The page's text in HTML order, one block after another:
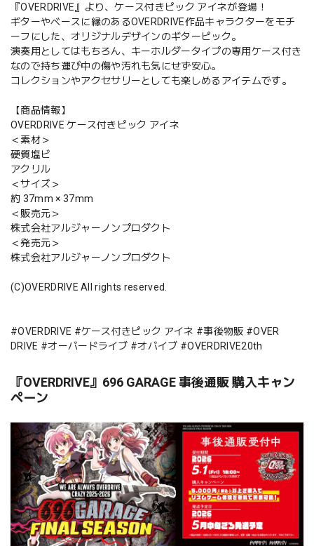
『OVERDRIVE』より、ケース付きピック アイネが登場！
ギターやベースに縁のあるOVERDRIVE作品キャラクターをモチ
ーフにした、オリジナルデザインのギターピック。
演奏用としてはもちろん、キーホルダータイプの専用ケース付き
なので持ち運び中の傷や汚れも気にせず安心。
コレクションやアクセサリーとしても楽しめるアイテムです。
【商品情報】
OVERDRIVE ケース付きピック アイネ
＜素材＞
硬質塩ビ
アクリル
＜サイズ＞
約 37mm × 37mm
＜販売元＞
株式会社アルジャーノンプロダクト
＜発売元＞
株式会社アルジャーノンプロダクト
(C)OVERDRIVE All rights reserved.
#OVERDRIVE #ケース付きピック アイネ #事後物販 #OVER
DRIVE #オーバードライブ #オバイブ #OVERDRIVE20th
『OVERDRIVE』696 GARAGE 事後通販 購入キャン
ペーン